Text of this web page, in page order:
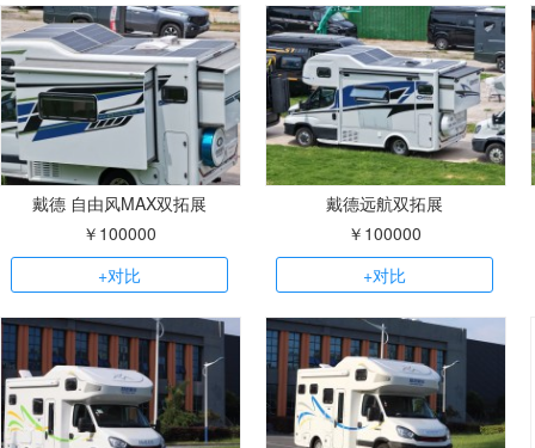
戴德 自由风MAX双拓展
￥100000
+对比
戴德远航双拓展
￥100000
+对比